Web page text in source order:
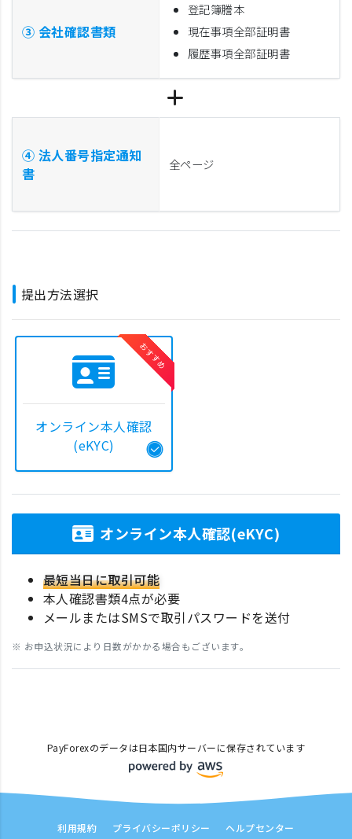
③ 会社確認書類
登記簿謄本
現在事項全部証明書
履歴事項全部証明書
④ 法人番号指定通知
書
全ページ
提出方法選択
オンライン本人確認
(eKYC)
オンライン本人確認(eKYC)
最短当日に取引可能
本人確認書類4点が必要
メールまたはSMSで取引パスワードを送付
※ お申込状況により日数がかかる場合もございます。
PayForexのデータは日本国内サーバーに保存されています
利用規約 プライバシーポリシー ヘルプセンター